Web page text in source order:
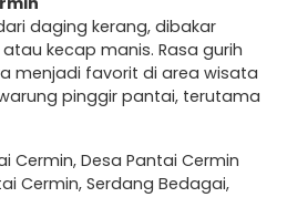
daging kerang, dibakar
kecap manis. Rasa gurih
menjadi favorit di area wisata
pinggir pantai, terutama
Cermin, Desa Pantai Cermin
Cermin, Serdang Bedagai,